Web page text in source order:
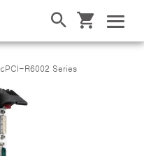
cPCI-R6002 Series